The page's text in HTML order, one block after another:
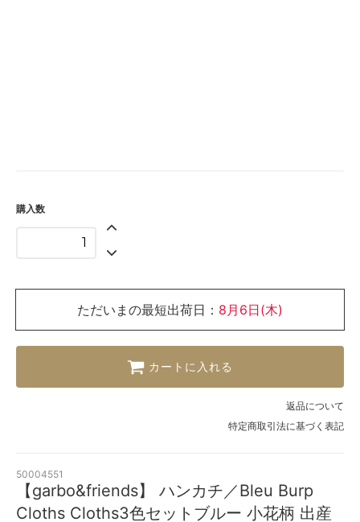
購入数
ただいまの最短出荷日： 8月6日(木)
カートに入れる
返品について
特定商取引法に基づく表記
50004551
【garbo&friends】 ハンカチ／Bleu Burp
Cloths Cloths3色セットブルー 小花柄 出産